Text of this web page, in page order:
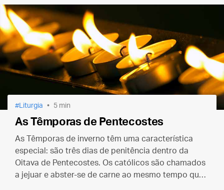
Liturgia 5 min
As Têmporas de Pentecostes
As Têmporas de inverno têm uma característica
especial: são três dias de penitência dentro da
Oitava de Pentecostes. Os católicos são chamados
a jejuar e abster-se de carne ao mesmo tempo que